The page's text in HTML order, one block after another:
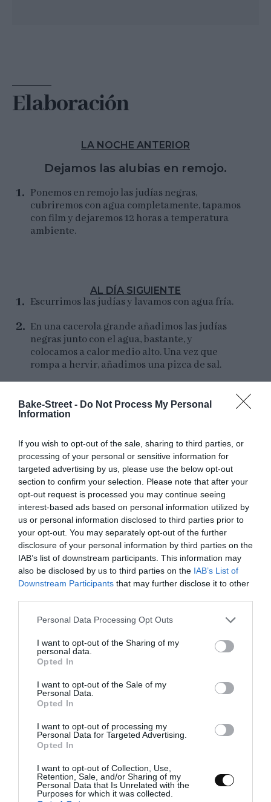
Bake-Street - Do Not Process My Personal
Information
If you wish to opt-out of the sale, sharing to third parties, or
processing of your personal or sensitive information for
targeted advertising by us, please use the below opt-out
section to confirm your selection. Please note that after your
opt-out request is processed you may continue seeing
interest-based ads based on personal information utilized by
us or personal information disclosed to third parties prior to
your opt-out. You may separately opt-out of the further
disclosure of your personal information by third parties on the
IAB’s list of downstream participants. This information may
also be disclosed by us to third parties on the IAB’s List of
Downstream Participants that may further disclose it to other
Please note that this website/app uses one or more Google
not limited to your visit or usage behaviour. You may click to
grant or deny consent to Google and its third-party tags to
use your data for below specified purposes in below Google
consent section.
Personal Data Processing Opt Outs
I want to opt-out of the Sharing of my
personal data.
Opted In
I want to opt-out of the Sale of my
Personal Data.
Opted In
I want to opt-out of processing my
Personal Data for Targeted Advertising.
Opted In
I want to opt-out of Collection, Use,
Retention, Sale, and/or Sharing of my
Personal Data that Is Unrelated with the
Purposes for which it was collected.
Elaboración
LA NOCHE ANTERIOR
Dejamos las alubias en remojo.
Ponemos en remojo las judías negras,
cubriremos con agua completamente, tapamos
con film y dejaremos 12 horas a temperatura
ambiente.
AL DÍA SIGUIENTE
Escurrimos las judías y lavamos con agua fría.
En una cacerola grande añadimos las judías
negras junto con el agua, bastante, y
colocamos a calor medio alto. Una vez que
rompa a hervir, añadimos una pizca de sal.
mediodurante1 y 1/4 horas ó 1 y 1/2 horas
hasta que estén tiernas, pero sin sobrepasar el
deshagan.
Escurrimos bien y reservamos.
Preparamos el hummus.
En un procesador de alimentos añadimos350
g de judías negrasjunto con la cebolla
morada troceada, el ajo, el cilantro, el comino,
el chile rojo, el zumo de lima y el aceite.
Procesamos hasta obtener una pasta
homogénea y suave.
Vertemos el agua, lo ideal es hacerlo poco a
poco y procesando de nuevo cada vez, hasta
obtener el punto de suavidad deseado.
Salamos al gusto, procesamos de nuevo y
probamos.
Vertemos en un bol, cubrimos con film y
reservamos. A temperatura ambiente si lo
vamos a consumir enseguida o refrigerado si
lo haremos más tarde.